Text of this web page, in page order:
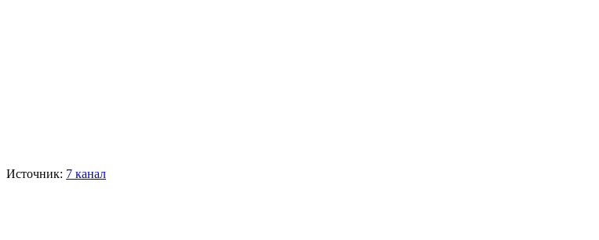
Источник: 7 канал